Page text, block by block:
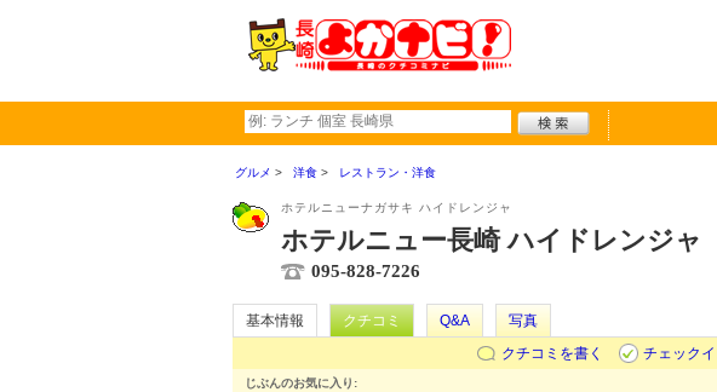
グルメ 洋食 レストラン・洋食
ホテルニューナガサキ ハイドレンジャ
ホテルニュー長崎 ハイドレンジャ
095-828-7226
基本情報 クチコミ Q&A
写真
クチコミを書く
チェック
じぶんのお気に入り: